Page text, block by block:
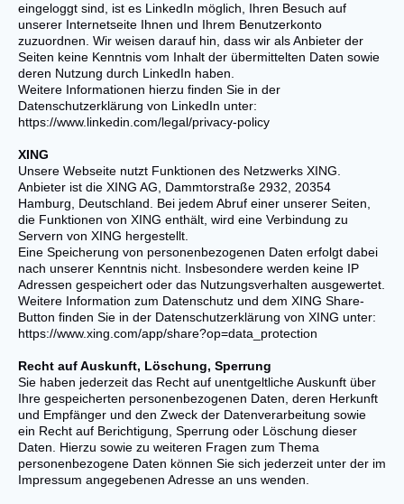
eingeloggt sind, ist es LinkedIn möglich, Ihren Besuch auf
unserer Internetseite Ihnen und Ihrem Benutzerkonto
zuzuordnen. Wir weisen darauf hin, dass wir als Anbieter der
Seiten keine Kenntnis vom Inhalt der übermittelten Daten sowie
deren Nutzung durch LinkedIn haben.
Weitere Informationen hierzu finden Sie in der
Datenschutzerklärung von LinkedIn unter:
https://www.linkedin.com/legal/privacy-policy
XING
Unsere Webseite nutzt Funktionen des Netzwerks XING.
Anbieter ist die XING AG, Dammtorstraße 2932, 20354
Hamburg, Deutschland. Bei jedem Abruf einer unserer Seiten,
die Funktionen von XING enthält, wird eine Verbindung zu
Servern von XING hergestellt.
Eine Speicherung von personenbezogenen Daten erfolgt dabei
nach unserer Kenntnis nicht. Insbesondere werden keine IP
Adressen gespeichert oder das Nutzungsverhalten ausgewertet.
Weitere Information zum Datenschutz und dem XING Share-
Button finden Sie in der Datenschutzerklärung von XING unter:
https://www.xing.com/app/share?op=data_protection
Recht auf Auskunft, Löschung, Sperrung
Sie haben jederzeit das Recht auf unentgeltliche Auskunft über
Ihre gespeicherten personenbezogenen Daten, deren Herkunft
und Empfänger und den Zweck der Datenverarbeitung sowie
ein Recht auf Berichtigung, Sperrung oder Löschung dieser
Daten. Hierzu sowie zu weiteren Fragen zum Thema
personenbezogene Daten können Sie sich jederzeit unter der im
Impressum angegebenen Adresse an uns wenden.